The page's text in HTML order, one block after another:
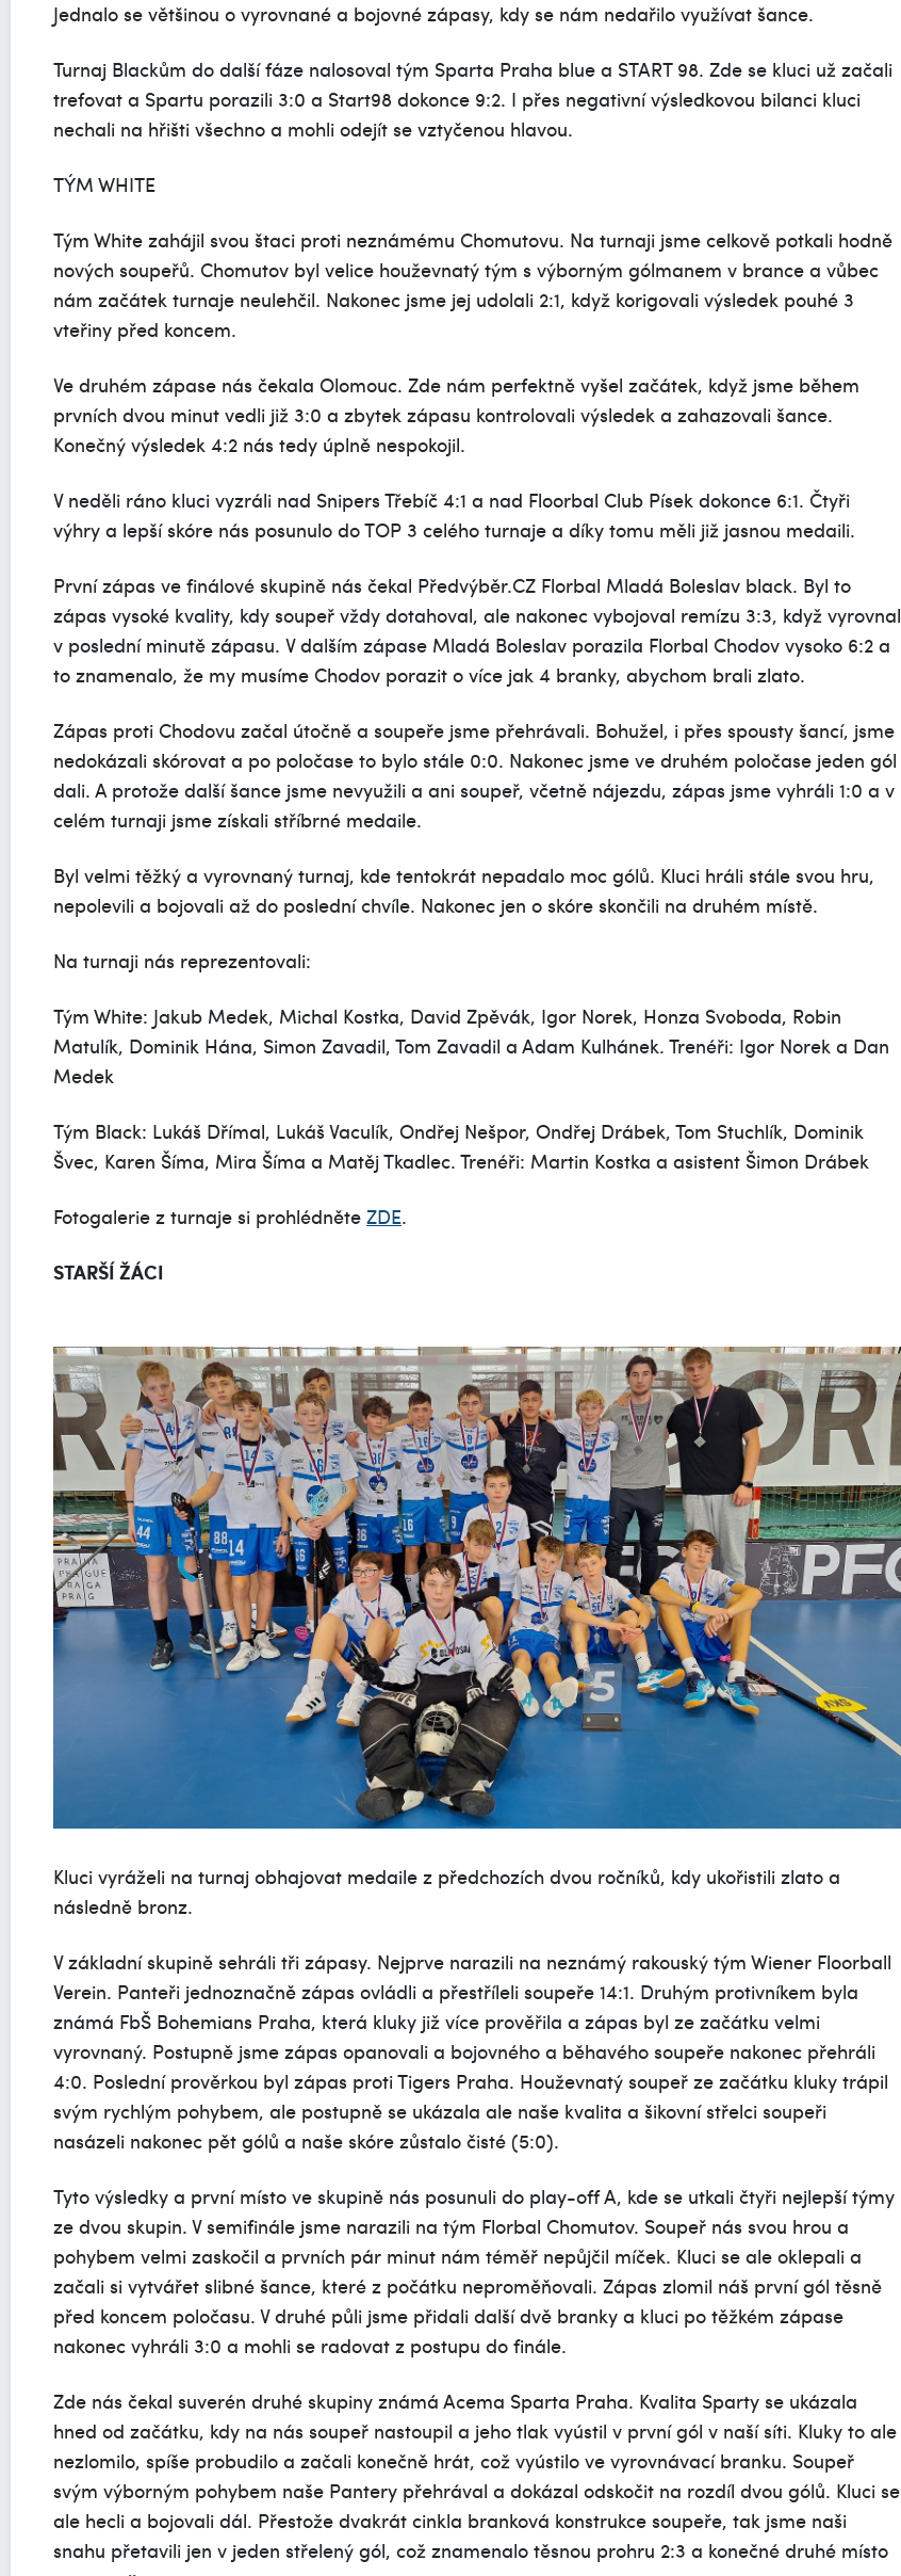
Jednalo se většinou o vyrovnané a bojovné zápasy, kdy se nám nedařilo využívat šance.
Turnaj Blackům do další fáze nalosoval tým Sparta Praha blue a START 98. Zde se kluci už začali
trefovat a Spartu porazili 3:0 a Start98 dokonce 9:2. I přes negativní výsledkovou bilanci kluci
nechali na hřišti všechno a mohli odejít se vztyčenou hlavou.
TÝM WHITE
Tým White zahájil svou štaci proti neznámému Chomutovu. Na turnaji jsme celkově potkali hodně
nových soupeřů. Chomutov byl velice houževnatý tým s výborným gólmanem v brance a vůbec
nám začátek turnaje neulehčil. Nakonec jsme jej udolali 2:1, když korigovali výsledek pouhé 3
vteřiny před koncem.
Ve druhém zápase nás čekala Olomouc. Zde nám perfektně vyšel začátek, když jsme během
prvních dvou minut vedli již 3:0 a zbytek zápasu kontrolovali výsledek a zahazovali šance.
Konečný výsledek 4:2 nás tedy úplně nespokojil.
V neděli ráno kluci vyzráli nad Snipers Třebíč 4:1 a nad Floorbal Club Písek dokonce 6:1. Čtyři
výhry a lepší skóre nás posunulo do TOP 3 celého turnaje a díky tomu měli již jasnou medaili.
První zápas ve finálové skupině nás čekal Předvýběr.CZ Florbal Mladá Boleslav black. Byl to
zápas vysoké kvality, kdy soupeř vždy dotahoval, ale nakonec vybojoval remízu 3:3, když vyrovnal
v poslední minutě zápasu. V dalším zápase Mladá Boleslav porazila Florbal Chodov vysoko 6:2 a
to znamenalo, že my musíme Chodov porazit o více jak 4 branky, abychom brali zlato.
Zápas proti Chodovu začal útočně a soupeře jsme přehrávali. Bohužel, i přes spousty šancí, jsme
nedokázali skórovat a po poločase to bylo stále 0:0. Nakonec jsme ve druhém poločase jeden gól
dali. A protože další šance jsme nevyužili a ani soupeř, včetně nájezdu, zápas jsme vyhráli 1:0 a v
celém turnaji jsme získali stříbrné medaile.
Byl velmi těžký a vyrovnaný turnaj, kde tentokrát nepadalo moc gólů. Kluci hráli stále svou hru,
nepolevili a bojovali až do poslední chvíle. Nakonec jen o skóre skončili na druhém místě.
Na turnaji nás reprezentovali:
Tým White: Jakub Medek, Michal Kostka, David Zpěvák, Igor Norek, Honza Svoboda, Robin
Matulík, Dominik Hána, Simon Zavadil, Tom Zavadil a Adam Kulhánek. Trenéři: Igor Norek a Dan
Medek
Tým Black: Lukáš Dřímal, Lukáš Vaculík, Ondřej Nešpor, Ondřej Drábek, Tom Stuchlík, Dominik
Švec, Karen Šíma, Mira Šíma a Matěj Tkadlec. Trenéři: Martin Kostka a asistent Šimon Drábek
Fotogalerie z turnaje si prohlédněte ZDE.
STARŠÍ ŽÁCI
Kluci vyráželi na turnaj obhajovat medaile z předchozích dvou ročníků, kdy ukořistili zlato a
následně bronz.
V základní skupině sehráli tři zápasy. Nejprve narazili na neznámý rakouský tým Wiener Floorball
Verein. Panteři jednoznačně zápas ovládli a přestříleli soupeře 14:1. Druhým protivníkem byla
známá FbŠ Bohemians Praha, která kluky již více prověřila a zápas byl ze začátku velmi
vyrovnaný. Postupně jsme zápas opanovali a bojovného a běhavého soupeře nakonec přehráli
4:0. Poslední prověrkou byl zápas proti Tigers Praha. Houževnatý soupeř ze začátku kluky trápil
svým rychlým pohybem, ale postupně se ukázala ale naše kvalita a šikovní střelci soupeři
nasázeli nakonec pět gólů a naše skóre zůstalo čisté (5:0).
Tyto výsledky a první místo ve skupině nás posunuli do play-off A, kde se utkali čtyři nejlepší týmy
ze dvou skupin. V semifinále jsme narazili na tým Florbal Chomutov. Soupeř nás svou hrou a
pohybem velmi zaskočil a prvních pár minut nám téměř nepůjčil míček. Kluci se ale oklepali a
začali si vytvářet slibné šance, které z počátku neproměňovali. Zápas zlomil náš první gól těsně
před koncem poločasu. V druhé půli jsme přidali další dvě branky a kluci po těžkém zápase
nakonec vyhráli 3:0 a mohli se radovat z postupu do finále.
Zde nás čekal suverén druhé skupiny známá Acema Sparta Praha. Kvalita Sparty se ukázala
hned od začátku, kdy na nás soupeř nastoupil a jeho tlak vyústil v první gól v naší síti. Kluky to ale
nezlomilo, spíše probudilo a začali konečně hrát, což vyústilo ve vyrovnávací branku. Soupeř
svým výborným pohybem naše Pantery přehrával a dokázal odskočit na rozdíl dvou gólů. Kluci se
ale hecli a bojovali dál. Přestože dvakrát cinkla branková konstrukce soupeře, tak jsme naši
snahu přetavili jen v jeden střelený gól, což znamenalo těsnou prohru 2:3 a konečné druhé místo